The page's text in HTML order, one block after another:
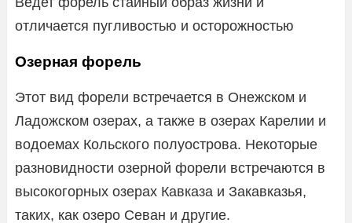
отличается пугливостью и осторожностью
Озерная форель
Этот вид форели встречается в Онежском и
Ладожском озерах, а также в озерах Карелии и
водоемах Кольского полуострова. Некоторые
разновидности озерной форели встречаются в
высокогорных озерах Кавказа и Закавказья,
таких, как озеро Севан и другие.